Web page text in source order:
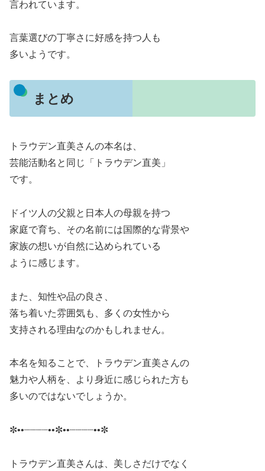
言われています。
言葉選びの丁寧さに好感を持つ人も
多いようです。
まとめ
トラウデン直美さんの本名は、
芸能活動名と同じ「トラウデン直美」
です。
ドイツ人の父親と日本人の母親を持つ
家庭で育ち、その名前には国際的な背景や
家族の想いが自然に込められている
ように感じます。
また、知性や品の良さ、
落ち着いた雰囲気も、多くの女性から
支持される理由なのかもしれません。
本名を知ることで、トラウデン直美さんの
魅力や人柄を、より身近に感じられた方も
多いのではないでしょうか。
✼••┈┈┈┈••✼••┈┈┈┈••✼
トラウデン直美さんは、美しさだけでなく